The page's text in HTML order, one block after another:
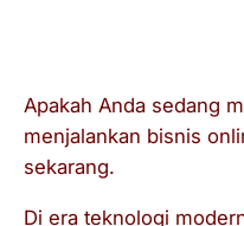
Apakah Anda sedang
menjalankan bisnis
sekarang.
Di era teknologi